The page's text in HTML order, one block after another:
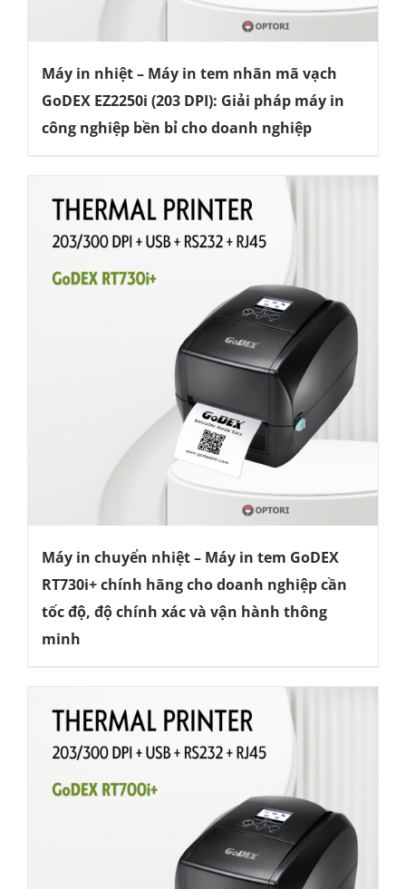
Máy in nhiệt – Máy in tem nhãn mã vạch
GoDEX EZ2250i (203 DPI): Giải pháp máy in
công nghiệp bền bỉ cho doanh nghiệp
Máy in chuyển nhiệt – Máy in tem GoDEX
RT730i+ chính hãng cho doanh nghiệp cần
tốc độ, độ chính xác và vận hành thông
minh